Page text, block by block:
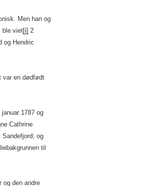
Men han og
ble viet[i] 2
og Hendric
var en dødfødt
januar 1787 og
Cathrine
Sandefjord; og
til
og den andre